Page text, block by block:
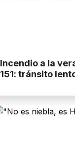
Incendio a la
151: tránsito